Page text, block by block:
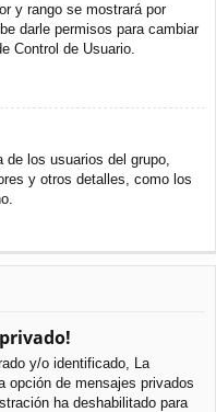
y rango se mostrará por
darle permisos para cambiar
Control de Usuario.
los usuarios del grupo,
y otros detalles, como los
y/o identificado, La
opción de mensajes privados
ha deshabilitado para